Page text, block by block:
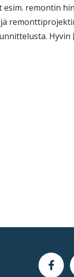
remontin
Hyvin